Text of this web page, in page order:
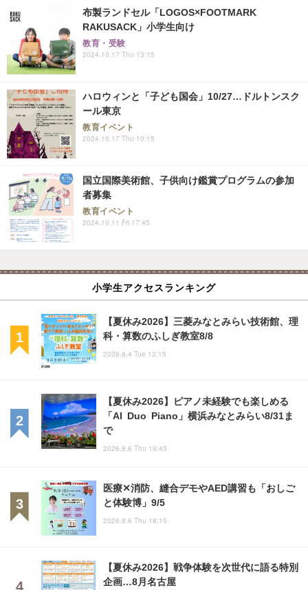
布製ランドセル「LOGOS×FOOTMARK
RAKUSACK」小学生向け
教育・受験
2024.10.17 Thu 13:15
ハロウィンと「子ども国会」10/27…ドルトンスク
ール東京
教育イベント
2024.10.17 Thu 10:15
国立国際美術館、子供向け鑑賞プログラムの参加
者募集
教育イベント
2024.10.11 Fri 17:45
小学生アクセスランキング
【夏休み2026】三菱みなとみらい技術館、理
科・算数のふしぎ教室8/8
2026.8.4 Tue 13:15
【夏休み2026】ピアノ未経験でも楽しめる
「AI Duo Piano」横浜みなとみらい8/31ま
で
2026.8.6 Thu 19:45
医療✕消防、縫合デモやAED講習も「おしご
と体験博」9/5
2026.8.6 Thu 18:15
【夏休み2026】戦争体験を次世代に語る特別
企画…8月名古屋